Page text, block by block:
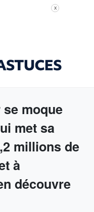
X
moque
met sa
millions de
à
découvre